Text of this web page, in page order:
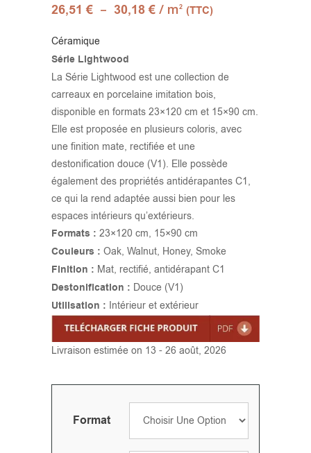
26,51€ – 30,18€ / m2 (TTC)
Céramique
Série Lightwood
La Série Lightwood est une collection de
carreaux en porcelaine imitation bois,
disponible en formats 23×120 cm et 15×90 cm.
Elle est proposée en plusieurs coloris, avec
une finition mate, rectifiée et une
destonification douce (V1). Elle possède
également des propriétés antidérapantes C1,
ce qui la rend adaptée aussi bien pour les
espaces intérieurs qu’extérieurs.
Formats : 23×120 cm, 15×90 cm
Couleurs : Oak, Walnut, Honey, Smoke
Finition : Mat, rectifié, antidérapant C1
Destonification : Douce (V1)
Utilisation : Intérieur et extérieur
Livraison estimée on 13 - 26 août, 2026
Format